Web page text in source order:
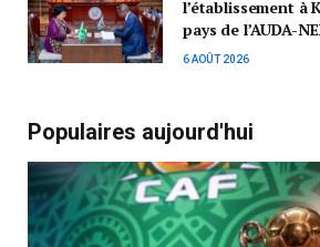
l’établissement à
pays de l’AUDA-
6 AOÛT 2026
Populaires aujourd'hui